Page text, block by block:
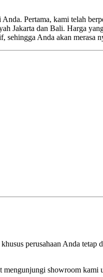
Pertama, kami telah
Jakarta dan Bali. Harga
Anda akan merasa
perusahaan Anda tetap
mengunjungi showroom